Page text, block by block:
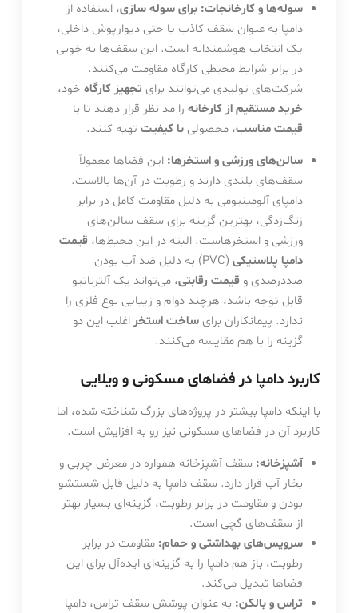
سوله‌ها و کارخانجات: برای سوله سازی، استفاده از
دامپا به عنوان سقف کاذب یا حتی دیوارپوش داخلی،
یک انتخاب هوشمندانه است. این سقف‌ها به خوبی
در برابر شرایط محیطی کارگاه مقاومت می‌کنند.
شرکت‌های تولیدی می‌توانند برای تجهیز کارگاه خود،
خرید مستقیم از کارخانه را مد نظر قرار دهند تا با
قیمت مناسب، محصولیبا کیفیت تهیه کنند.
سالن‌های ورزشی و استخرها: این فضاها معمولاً
سقف‌های بلندی دارند و رطوبت در آن‌ها بالاست.
دامپای آلومینیومی به دلیل مقاومت کامل در برابر
زنگ‌زدگی، بهترین گزینه برای سقف سالن‌های
ورزشی و استخرهاست. البته در این محیط‌ها، قیمت
دامپا پلاستیکی
(PVC) به دلیل ضد آب بودن
صددرصدی و قیمت رقابتی، می‌تواند یک آلترناتیو
قابل توجه باشد، هرچند دوام و زیبایی نوع فلزی را
ندارد. پیمانکاران برایساخت استخراغلب این دو
گزینه را با هم مقایسه می‌کنند.
کاربرد دامپا در فضاهای مسکونی و ویلایی
با اینکه دامپا بیشتر در پروژه‌های بزرگ شناخته شده، اما
کاربرد آن در فضاهای مسکونی نیز رو به افزایش است.
آشپزخانه: سقف آشپزخانه همواره در معرض چربی و
بخار آب قرار دارد. سقف دامپا به دلیل قابل شستشو
بودن و مقاومت در برابر رطوبت، گزینه‌ای بسیار بهتر
از سقف‌های گچی است.
سرویس‌های بهداشتی و حمام: مقاومت در برابر
رطوبت، باز هم دامپا را به گزینه‌ای ایده‌آل برای این
فضاها تبدیل می‌کند.
تراس و بالکن: به عنوان پوشش سقف تراس، دامپا